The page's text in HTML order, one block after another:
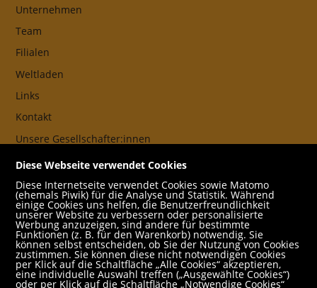
Unternehmen
Team
Filialen
Weltladen
Links
Kontakt
Unsere Gesellschafter:innen
AGB
Impressum
Datenschutz- und Cookieerklärung
Freund:innen
Service
Jobs
Diese Webseite verwendet Cookies
Diese Internetseite verwendet Cookies sowie Matomo
(ehemals Piwik) für die Analyse und Statistik. Während
einige Cookies uns helfen, die Benutzerfreundlichkeit
unserer Website zu verbessern oder personalisierte
Werbung anzuzeigen, sind andere für bestimmte
Funktionen (z. B. für den Warenkorb) notwendig. Sie
können selbst entscheiden, ob Sie der Nutzung von Cookies
zustimmen. Sie können diese nicht notwendigen Cookies
per Klick auf die Schaltfläche „Alle Cookies“ akzeptieren,
eine individuelle Auswahl treffen („Ausgewählte Cookies“)
oder per Klick auf die Schaltfläche „Notwendige Cookies“